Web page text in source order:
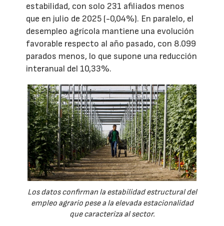
estabilidad, con solo 231 afiliados menos
que en julio de 2025 (-0,04%). En paralelo, el
desempleo agrícola mantiene una evolución
favorable respecto al año pasado, con 8.099
parados menos, lo que supone una reducción
interanual del 10,33%.
Los datos confirman la estabilidad estructural del
empleo agrario pese a la elevada estacionalidad
que caracteriza al sector.